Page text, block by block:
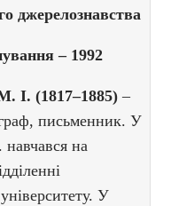
джерелознавства
– 1992
І. (1817–1885)–
письменник. У
навчався на
У